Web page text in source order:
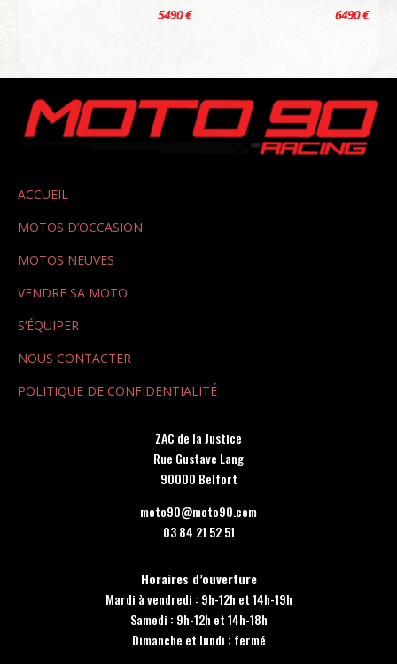
5490€ 6490€
ACCUEIL
MOTOS D’OCCASION
MOTOS NEUVES
VENDRE SA MOTO
S’ÉQUIPER
NOUS CONTACTER
POLITIQUE DE CONFIDENTIALITÉ
ZAC de la Justice
Rue Gustave Lang
90000 Belfort
moto90@moto90.com
03 84 21 52 51
Horaires d’ouverture
Mardi à vendredi : 9h-12h et 14h-19h
Samedi : 9h-12h et 14h-18h
Dimanche et lundi : fermé